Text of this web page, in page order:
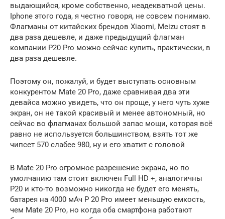
выдающийся, кроме собственно, неадекватной цены.
Iphone этого года, я честно говоря, не совсем понимаю.
Флагманы от китайских брендов Xiaomi, Meizu стоят в
два раза дешевле, и даже предыдущий флагман
компании Р20 Pro можно сейчас купить, практически, в
два раза дешевле.
Поэтому он, пожалуй, и будет выступать основным
конкурентом Mate 20 Pro, даже сравнивая два эти
девайса можно увидеть, что он проще, у него чуть хуже
экран, он не такой красивый и менее автономный, но
сейчас во флагманах большой запас мощи, которая всё
равно не используется большинством, взять тот же
чипсет 570 слабее 980, ну и его хватит с головой
В Mate 20 Pro огромное разрешение экрана, но по
умолчанию там стоит включен Full HD +, аналогичны
Р20 и кто-то возможно никогда не будет его менять,
батарея на 4000 мАч Р 20 Pro имеет меньшую емкость,
чем Mate 20 Pro, но когда оба смартфона работают